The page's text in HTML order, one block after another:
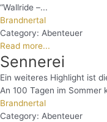
“Wallride –...
Brandnertal
Category: Abenteuer
Read more...
Sennerei
Ein weiteres Highlight ist
An 100 Tagen im Sommer
Brandnertal
Category: Abenteuer